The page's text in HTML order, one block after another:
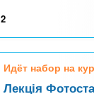
2
Идёт набор на
Лекція